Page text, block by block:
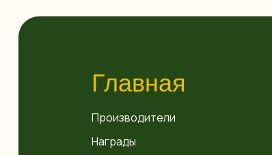
Главная
Производители
Награды